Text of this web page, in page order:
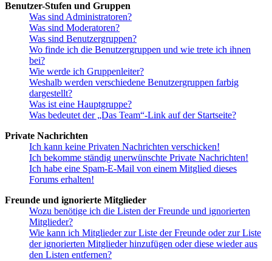
Benutzer-Stufen und Gruppen
Was sind Administratoren?
Was sind Moderatoren?
Was sind Benutzergruppen?
Wo finde ich die Benutzergruppen und wie trete ich ihnen
bei?
Wie werde ich Gruppenleiter?
Weshalb werden verschiedene Benutzergruppen farbig
dargestellt?
Was ist eine Hauptgruppe?
Was bedeutet der „Das Team“-Link auf der Startseite?
Private Nachrichten
Ich kann keine Privaten Nachrichten verschicken!
Ich bekomme ständig unerwünschte Private Nachrichten!
Ich habe eine Spam-E-Mail von einem Mitglied dieses
Forums erhalten!
Freunde und ignorierte Mitglieder
Wozu benötige ich die Listen der Freunde und ignorierten
Mitglieder?
Wie kann ich Mitglieder zur Liste der Freunde oder zur Liste
der ignorierten Mitglieder hinzufügen oder diese wieder aus
den Listen entfernen?